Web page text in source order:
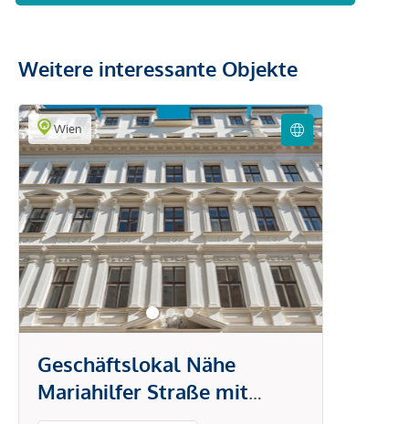
Weitere interessante Objekte
Wien
Geschäftslokal Nähe
Mariahilfer Straße mit
Rendite über 4%!